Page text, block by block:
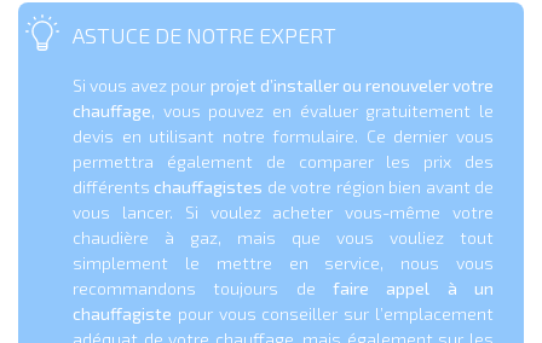
ASTUCE DE NOTRE EXPERT
Si vous avez pour projet d’installer ou renouveler votre
chauffage, vous pouvez en évaluer gratuitement le
devis en utilisant notre formulaire. Ce dernier vous
permettra également de comparer les prix des
différents chauffagistes de votre région bien avant de
vous lancer. Si voulez acheter vous-même votre
chaudière à gaz, mais que vous vouliez tout
simplement le mettre en service, nous vous
recommandons toujours de faire appel à un
chauffagiste pour vous conseiller sur l’emplacement
adéquat de votre chauffage, mais également sur les